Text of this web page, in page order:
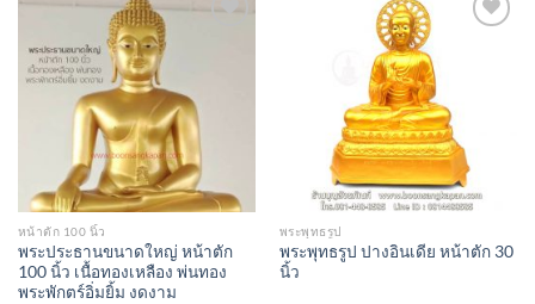
หน้าตัก 100 นิ้ว
พระประธานขนาดใหญ่ หน้าตัก
100 นิ้ว เนื้อทองเหลือง พ่นทอง
พระพักตร์อิ่มยิ้ม งดงาม
พระพุทธรูป
พระพุทธรูป ปางอินเดีย หน้าตัก 30
นิ้ว